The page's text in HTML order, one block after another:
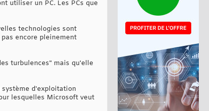
utiliser un PC. Les PCs que
technologies sont
encore pleinement
turbulences" mais qu'elle
d'exploitation
lesquelles Microsoft veut